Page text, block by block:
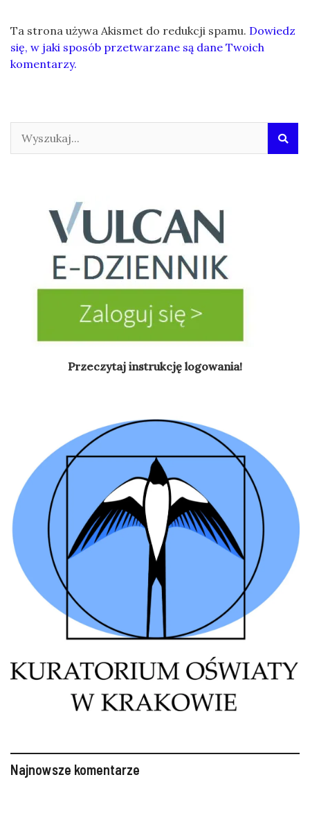
Ta strona używa Akismet do redukcji spamu. Dowiedz
się, w jaki sposób przetwarzane są dane Twoich
komentarzy.
Przeczytaj instrukcję logowania!
Najnowsze komentarze